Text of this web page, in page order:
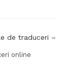
online